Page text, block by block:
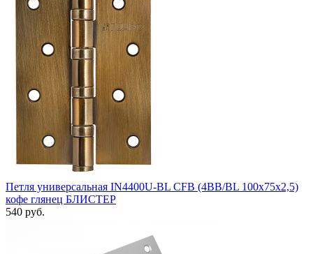
Петля универсальная IN4400U-BL CFB (4BB/BL 100x75x2,5)
кофе глянец БЛИСТЕР
540 руб.